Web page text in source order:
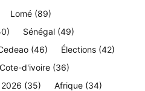
Lomé (89)
Sénégal (49)
(46) Élections (42)
Cote-d'ivoire (36)
(35) Afrique (34)